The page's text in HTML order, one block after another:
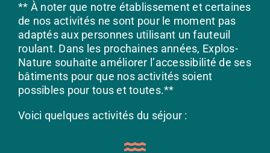
** À noter que notre établissement et certaines
de nos activités ne sont pour le moment pas
adaptés aux personnes utilisant un fauteuil
roulant. Dans les prochaines années, Explos-
Nature souhaite améliorer l’accessibilité de ses
bâtiments pour que nos activités soient
possibles pour tous et toutes.**
Voici quelques activités du séjour :